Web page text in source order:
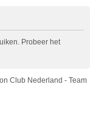
Probeer het
Club Nederland - Team